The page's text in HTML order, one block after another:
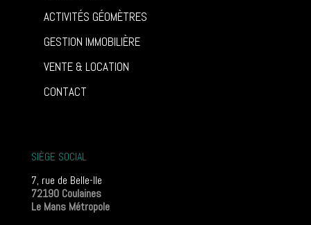
ACTIVITÉS GÉOMÈTRES
GESTION IMMOBILIÈRE
VENTE & LOCATION
CONTACT
SIÈGE SOCIAL
7, rue de Belle-Ile
72190 Coulaines
Le Mans Métropole